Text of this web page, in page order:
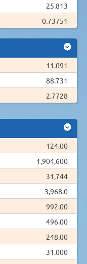
25.813
0.73751
11.091
88.731
2.7728
124.00
1,904,600
31,744
3,968.0
992.00
496.00
248.00
31.000